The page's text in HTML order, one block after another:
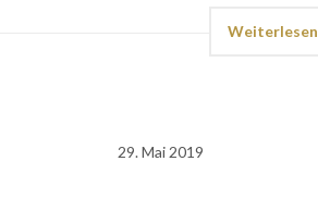
Weiterlesen
29. Mai 2019